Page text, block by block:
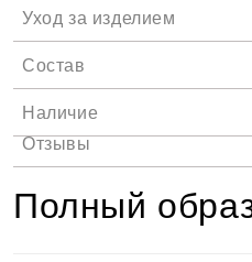
Полный